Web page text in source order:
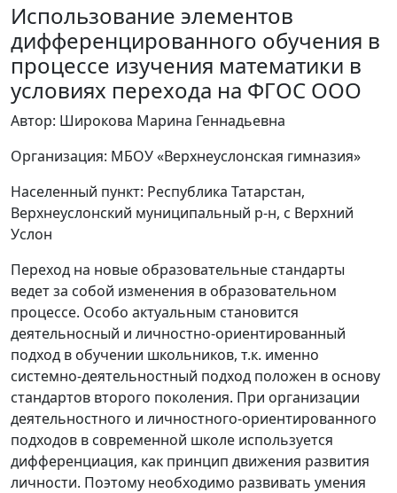
Использование элементов
дифференцированного обучения в
процессе изучения математики в
условиях перехода на ФГОС ООО
Автор: Широкова Марина Геннадьевна
Организация: МБОУ «Верхнеуслонская гимназия»
Населенный пункт: Республика Татарстан,
Верхнеуслонский муниципальный р-н, с Верхний
Услон
Переход на новые образовательные стандарты
ведет за собой изменения в образовательном
процессе. Особо актуальным становится
деятельносный и личностно-ориентированный
подход в обучении школьников, т.к. именно
системно-деятельностный подход положен в основу
стандартов второго поколения. При организации
деятельностного и личностного-ориентированного
подходов в современной школе используется
дифференциация, как принцип движения развития
личности. Поэтому необходимо развивать умения